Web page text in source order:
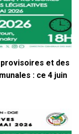
et des
: ce 4 juin